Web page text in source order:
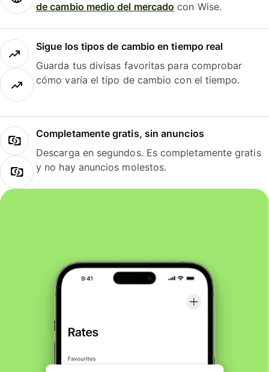
de cambio medio del mercado con Wise.
Sigue los tipos de cambio en tiempo real
Guarda tus divisas favoritas para comprobar
cómo varía el tipo de cambio con el tiempo.
Completamente gratis, sin anuncios
Descarga en segundos. Es completamente gratis
y no hay anuncios molestos.